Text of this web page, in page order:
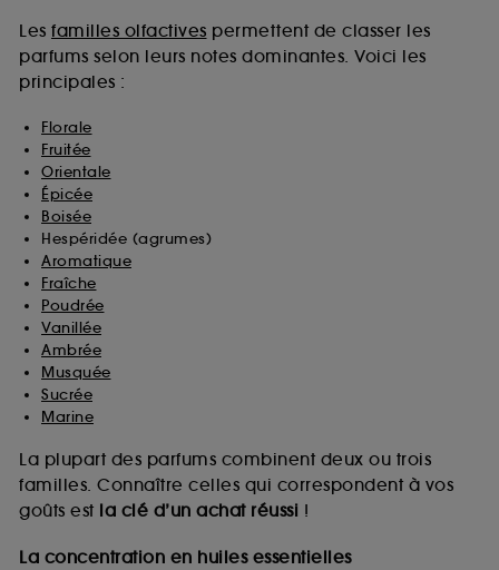
Les familles olfactives permettent de classer les
parfums selon leurs notes dominantes. Voici les
principales :
Florale
Fruitée
Orientale
Épicée
Boisée
Hespéridée (agrumes)
Aromatique
Fraîche
Poudrée
Vanillée
Ambrée
Musquée
Sucrée
Marine
La plupart des parfums combinent deux ou trois
familles. Connaître celles qui correspondent à vos
goûts est la clé d’un achat réussi !
La concentration en huiles essentielles
sur "continuer sans accepter". Voous pouvez à tout
moment choisir de retirer votrte consentement. Si vous
souhaitez obtenir plus d'information sur les cookies
utilisés, cliquez